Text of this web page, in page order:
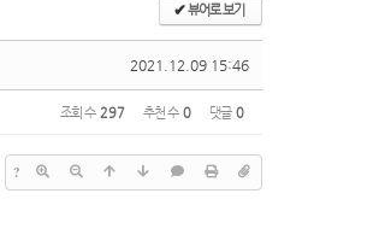
✔뷰어로 보기
2021.12.09 15:46
조회 수 297 추천 수 0 댓글 0
?